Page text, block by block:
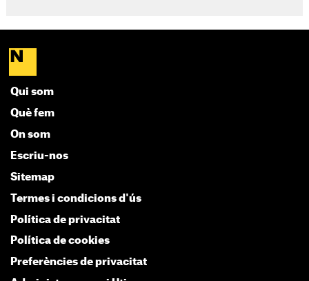
Qui som
Què fem
On som
Escriu-nos
Sitemap
Termes i condicions d'ús
Política de privacitat
Política de cookies
Preferències de privacitat